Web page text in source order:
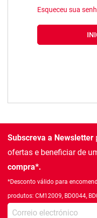
Esqueceu sua
Subscreva a Newsletter
ofertas e beneficiar de
compra*.
*Desconto válido para
produtos: CM12009, BD0044,
Introduza o seu email